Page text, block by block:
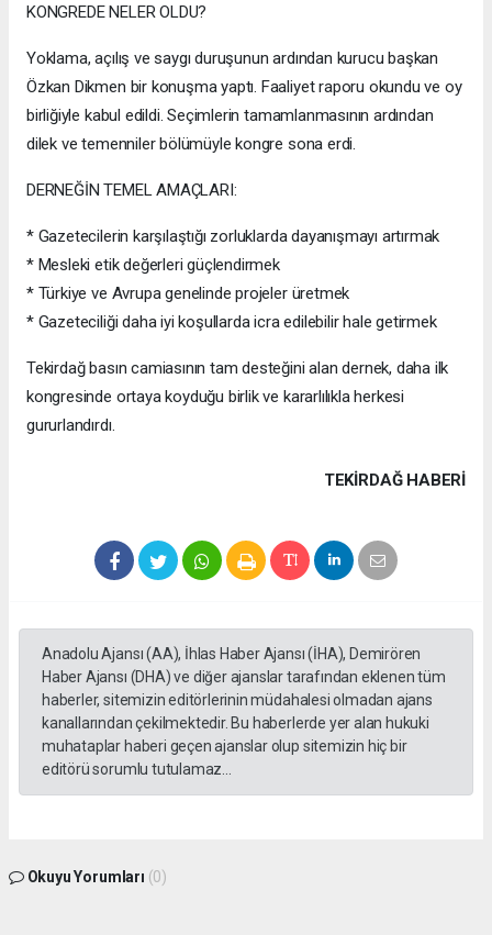
KONGREDE NELER OLDU?
Yoklama, açılış ve saygı duruşunun ardından kurucu başkan
Özkan Dikmen bir konuşma yaptı. Faaliyet raporu okundu ve oy
birliğiyle kabul edildi. Seçimlerin tamamlanmasının ardından
dilek ve temenniler bölümüyle kongre sona erdi.
DERNEĞİN TEMEL AMAÇLARI:
* Gazetecilerin karşılaştığı zorluklarda dayanışmayı artırmak
* Mesleki etik değerleri güçlendirmek
* Türkiye ve Avrupa genelinde projeler üretmek
* Gazeteciliği daha iyi koşullarda icra edilebilir hale getirmek
Tekirdağ basın camiasının tam desteğini alan dernek, daha ilk
kongresinde ortaya koyduğu birlik ve kararlılıkla herkesi
gururlandırdı.
TEKIRDAĞ HABERİ
Anadolu Ajansı (AA), İhlas Haber Ajansı (İHA), Demirören
Haber Ajansı (DHA) ve diğer ajanslar tarafından eklenen tüm
haberler, sitemizin editörlerinin müdahalesi olmadan ajans
kanallarından çekilmektedir. Bu haberlerde yer alan hukuki
muhataplar haberi geçen ajanslar olup sitemizin hiç bir
editörü sorumlu tutulamaz...
Okuyu Yorumları (0)